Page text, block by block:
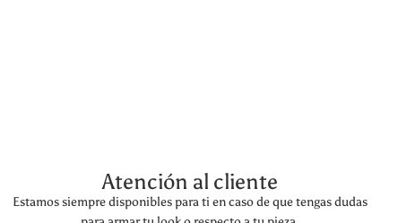
Atención al cliente
Estamos siempre disponibles para ti en caso de que tengas dudas